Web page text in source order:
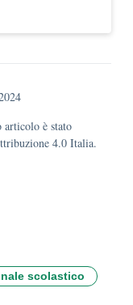
articolo è stato
4.0 Italia.
scolastico